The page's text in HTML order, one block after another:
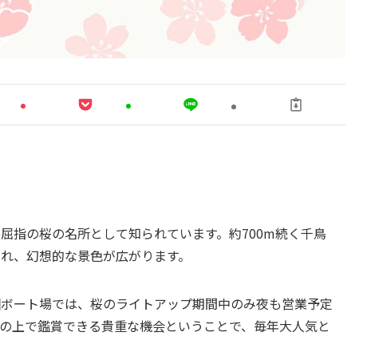
指の桜の名所として知られています。約700m続く千鳥
、幻想的な景色が広がります。
ート場では、桜のライトアップ期間中のみ夜も営業予定
上で鑑賞できる貴重な機会ということで、毎年大人気と